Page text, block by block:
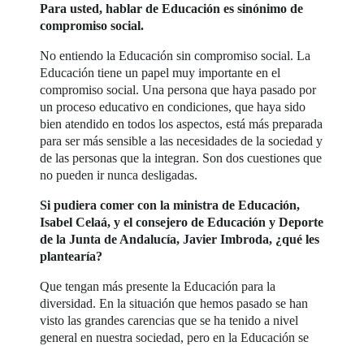
Para usted, hablar de Educación es sinónimo de
compromiso social.
No entiendo la Educación sin compromiso social. La
Educación tiene un papel muy importante en el
compromiso social. Una persona que haya pasado por
un proceso educativo en condiciones, que haya sido
bien atendido en todos los aspectos, está más preparada
para ser más sensible a las necesidades de la sociedad y
de las personas que la integran. Son dos cuestiones que
no pueden ir nunca desligadas.
Si pudiera comer con la ministra de Educación,
Isabel Celaá, y el consejero de Educación y Deporte
de la Junta de Andalucía, Javier Imbroda, ¿qué les
plantearía?
Que tengan más presente la Educación para la
diversidad. En la situación que hemos pasado se han
visto las grandes carencias que se ha tenido a nivel
general en nuestra sociedad, pero en la Educación se